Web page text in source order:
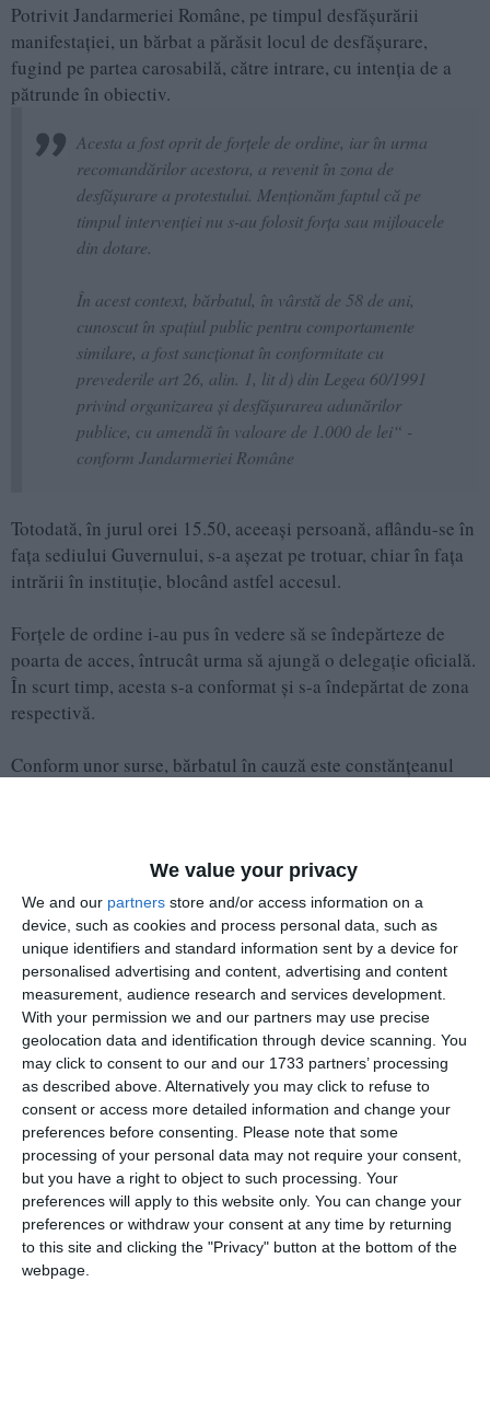
We value your privacy
We and our partners store and/or access information on a
device, such as cookies and process personal data, such as
unique identifiers and standard information sent by a device for
personalised advertising and content, advertising and content
measurement, audience research and services development.
With your permission we and our partners may use precise
geolocation data and identification through device scanning. You
may click to consent to our and our 1733 partners’ processing
as described above. Alternatively you may click to refuse to
consent or access more detailed information and change your
preferences before consenting.
Please note that some
processing of your personal data may not require your consent,
but you have a right to object to such processing. Your
preferences will apply to this website only. You can change your
preferences or withdraw your consent at any time by returning
to this site and clicking the "Privacy" button at the bottom of the
webpage.
Potrivit Jandarmeriei Române, pe timpul desfășurării
manifestației, un bărbat a părăsit locul de desfășurare,
fugind pe partea carosabilă, către intrare, cu intenția de a
pătrunde în obiectiv.
Acesta a fost oprit de forțele de ordine, iar în urma
recomandărilor acestora, a revenit în zona de
desfășurare a protestului. Menționăm faptul că pe
timpul intervenției nu s-au folosit forța sau mijloacele
din dotare.
În acest context, bărbatul, în vârstă de 58 de ani,
cunoscut în spațiul public pentru comportamente
similare, a fost sancționat în conformitate cu
prevederile art 26, alin. 1, lit d) din Legea 60/1991
privind organizarea și desfășurarea adunărilor
publice, cu amendă în valoare de 1.000 de lei“ -
conform Jandarmeriei Române
Totodată, în jurul orei 15.50, aceeași persoană, aflându-se în
fața sediului Guvernului, s-a așezat pe trotuar, chiar în fața
intrării în instituție, blocând astfel accesul.
Forțele de ordine i-au pus în vedere să se îndepărteze de
poarta de acces, întrucât urma să ajungă o delegație oficială.
În scurt timp, acesta s-a conformat și s-a îndepărtat de zona
respectivă.
Conform unor surse, bărbatul în cauză este constănțeanul
Stegarul Dac, constănțeanul Cezar Avrămuță, internat la
Spitalul de Psihiatrie Obregia din București
Adaugă-ne ca sursă în Google
Urmărește-ne pe Google News
Urmărește-ne pe Whatsapp
Ti-a placut articolul?